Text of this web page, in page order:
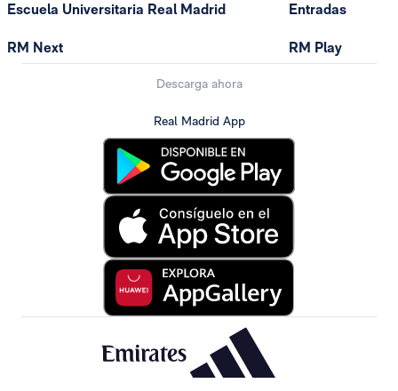
Escuela Universitaria Real Madrid
RM Next
Entradas
RM Play
Descarga ahora
Real Madrid App